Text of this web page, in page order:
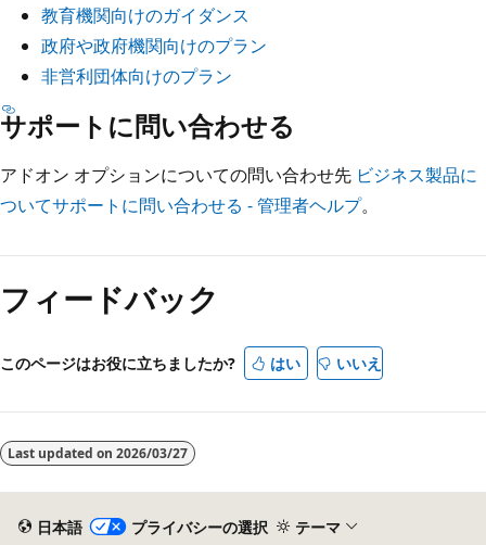
教育機関向けのガイダンス
政府や政府機関向けのプラン
非営利団体向けのプラン
サポートに問い合わせる
アドオン オプションについての問い合わせ先 ビジネス製品に
ついてサポートに問い合わせる - 管理者ヘルプ。
フィードバック
このページはお役に立ちましたか? はい いいえ
Last updated on 2026/03/27
日本語 プライバシーの選択 テーマ